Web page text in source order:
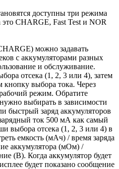
доступны три режима
это CHARGE, Fast Test и NOR
можно задавать
с аккумуляторами разных
и обслуживание.
отсека (1, 2, 3 или 4), затем
выбора тока. Через
режим. Обратите
выбирать в зависимости
быстрый заряд аккумуляторов
ток 500 мА как самый
выбора отсека (1, 2, 3 или 4) в
емкость (мАч) / время заряда
аккумулятора (мОм) /
(В). Когда аккумулятор будет
будет показано сообщение